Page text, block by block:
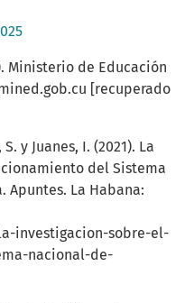
Ministerio de Educación
[recuperado
y Juanes, I. (2021). La
del Sistema
Apuntes. La Habana:
investigacion-sobre-el-
nacional-de-